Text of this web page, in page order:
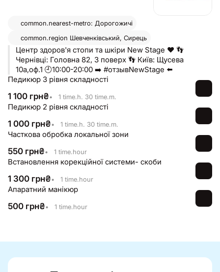
common.nearest-metro: Дорогожичі
common.region Шевченківський, Сирець
Центр здоров'я стопи та шкіри New Stage ❤️ 👣
Чернівці: Головна 82, 3 поверх 👣 Київ: Щусева
10а,оф.1 🕘10:00-20:00 ➡️ #отзывNewStage ⬅️
Педикюр 3 рівня складності
1 100 грн₴• 1 time.h. 30 time.m.
Педикюр 2 рівня складності
1 000 грн₴• 1 time.h. 30 time.m.
Часткова обробка локальної зони
550 грн₴• 1 time.hour
Встановлення корекційної системи- скоби
1 300 грн₴• 1 time.hour
Апаратний манікюр
500 грн₴• 1 time.hour